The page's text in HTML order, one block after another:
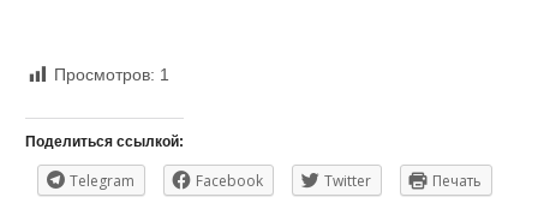
Просмотров: 1
Поделиться ссылкой:
Telegram Facebook Twitter Печать